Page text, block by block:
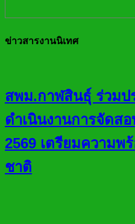
ข่าวสารงานนิเทศ
สพม.กาฬสินธุ์ ร่วมป
ดำเนินงานการจัดส
2569 เตรียมความพ
ชาติ